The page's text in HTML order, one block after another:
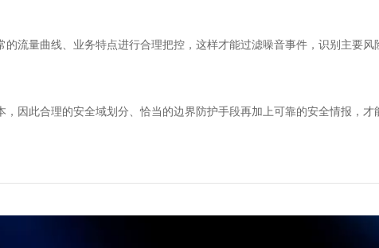
流量曲线、业务特点进行合理把控，这样才能过滤噪音事件，识别主要风
因此合理的安全域划分、恰当的边界防护手段再加上可靠的安全情报，